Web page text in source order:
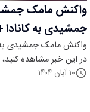
واکنش مامک
جمشیدی به
واکنش مامک جمشیدی به
در این خبر مشاهده
۱۰ آبان ۱۴۰۴